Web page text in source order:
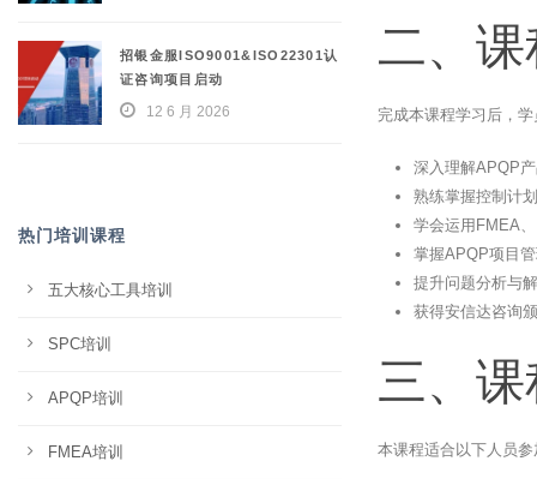
二、
完成本课程学习后，
深入理解APQP
熟练掌握控制计
学会运用FMEA
掌握APQP项目
提升问题分析与
获得安信达咨询
三、
本课程适合以下人员参
招银金服ISO9001&ISO22301认
证咨询项目启动
12 6 月 2026
热门培训课程
五大核心工具培训
SPC培训
APQP培训
FMEA培训